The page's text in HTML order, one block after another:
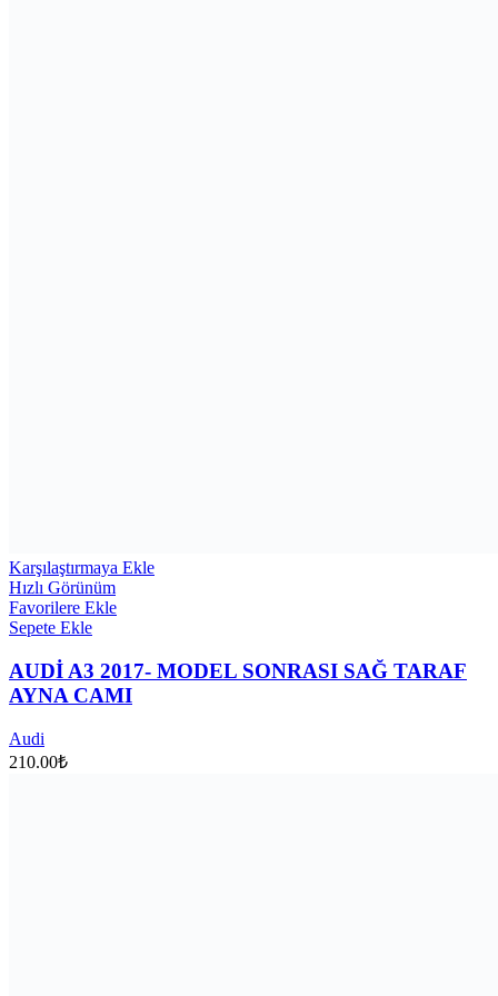
Karşılaştırmaya Ekle
Hızlı Görünüm
Favorilere Ekle
Sepete Ekle
AUDİ A3 2017- MODEL SONRASI SAĞ TARAF
AYNA CAMI
Audi
210.00₺